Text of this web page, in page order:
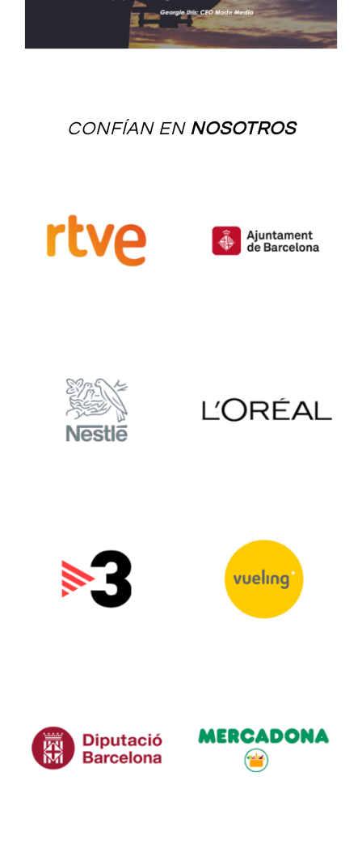
CONFÍAN EN NOSOTROS